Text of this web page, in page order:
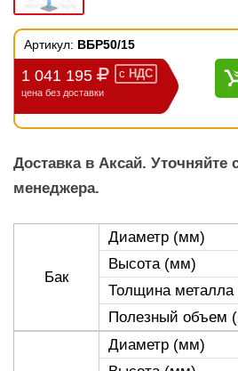
Артикул: ВБР50/15
1 041 195 с НДС
цена без доставки
Доставка в Аксай. Уточняйте
менеджера.
Бак
Диаметр (мм)
Высота (мм)
Толщина
Полезный объем
Диаметр (мм)